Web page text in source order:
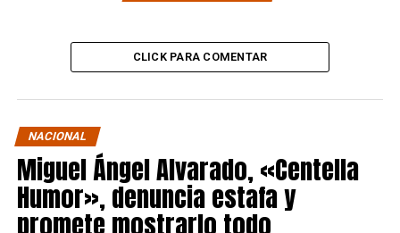
CLICK PARA COMENTAR
NACIONAL
Miguel Ángel Alvarado, «Centella
Humor», denuncia estafa y
promete mostrarlo todo